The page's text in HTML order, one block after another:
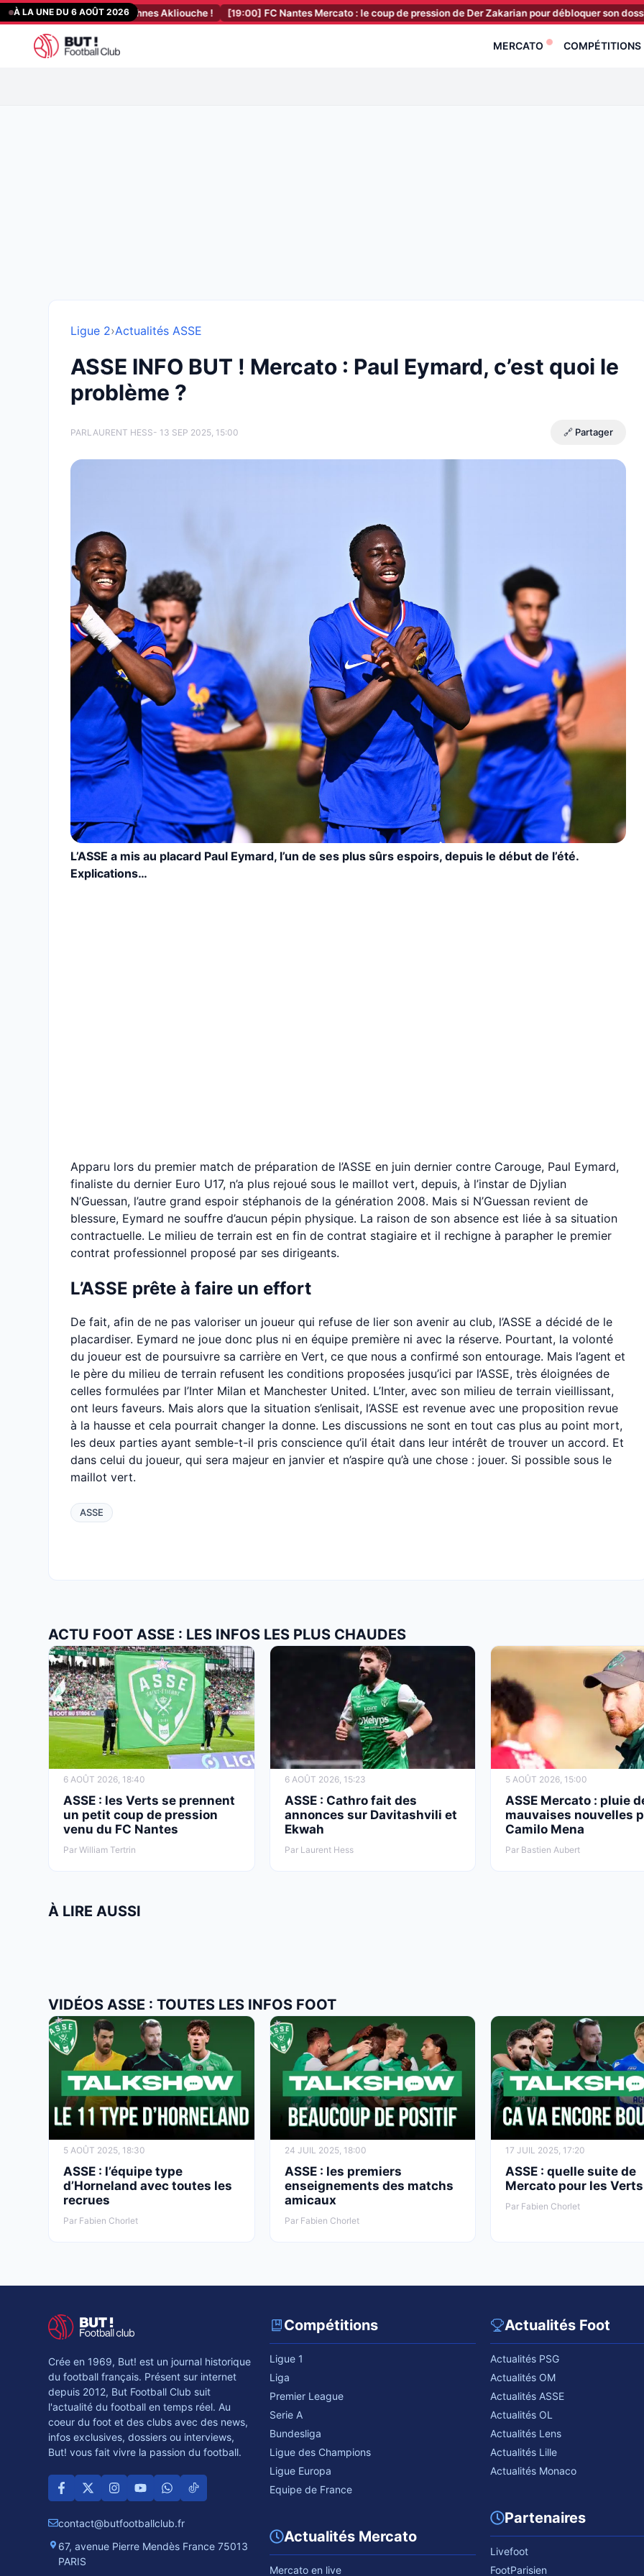
Aller
au
contenu
À LA UNE DU 6 AOÛT 2026
officiel pour Maghnes Akliouche ! [19:00] FC Nantes Mercato : le coup de pression de Der Zakarian pour débloquer son dossier
MERCATO COMPÉTITIONS
Ligue 2›Actualités ASSE
ASSE INFO BUT ! Mercato : Paul Eymard, c’est quoi le
problème ?
PARLAURENT HESS- 13 SEP 2025, 15:00 🔗 Partager
L’ASSE a mis au placard Paul Eymard, l’un de ses plus sûrs espoirs, depuis le début de l’été.
Explications…
Apparu lors du premier match de préparation de l’ASSE en juin dernier contre Carouge, Paul Eymard,
finaliste du dernier Euro U17, n’a plus rejoué sous le maillot vert, depuis, à l’instar de Djylian
N’Guessan, l’autre grand espoir stéphanois de la génération 2008. Mais si N’Guessan revient de
blessure, Eymard ne souffre d’aucun pépin physique. La raison de son absence est liée à sa situation
contractuelle. Le milieu de terrain est en fin de contrat stagiaire et il rechigne à parapher le premier
contrat professionnel proposé par ses dirigeants.
L’ASSE prête à faire un effort
De fait, afin de ne pas valoriser un joueur qui refuse de lier son avenir au club, l’ASSE a décidé de le
placardiser. Eymard ne joue donc plus ni en équipe première ni avec la réserve. Pourtant, la volonté
du joueur est de poursuivre sa carrière en Vert, ce que nous a confirmé son entourage. Mais l’agent et
le père du milieu de terrain refusent les conditions proposées jusqu’ici par l’ASSE, très éloignées de
celles formulées par l’Inter Milan et Manchester United. L’Inter, avec son milieu de terrain vieillissant,
ont leurs faveurs. Mais alors que la situation s’enlisait, l’ASSE est revenue avec une proposition revue
à la hausse et cela pourrait changer la donne. Les discussions ne sont en tout cas plus au point mort,
les deux parties ayant semble-t-il pris conscience qu’il était dans leur intérêt de trouver un accord. Et
dans celui du joueur, qui sera majeur en janvier et n’aspire qu’à une chose : jouer. Si possible sous le
maillot vert.
ASSE
ACTU FOOT ASSE : LES INFOS LES PLUS CHAUDES
6 AOÛT 2026, 18:40
ASSE : les Verts se prennent
un petit coup de pression
venu du FC Nantes
Par William Tertrin
6 AOÛT 2026, 15:23
ASSE : Cathro fait des
annonces sur Davitashvili et
Ekwah
Par Laurent Hess
5 AOÛT 2026, 15:00
ASSE Mercato : pluie
mauvaises nouvelles
Camilo Mena
Par Bastien Aubert
À LIRE AUSSI
VIDÉOS ASSE : TOUTES LES INFOS FOOT
5 AOÛT 2025, 18:30
ASSE : l’équipe type
d’Horneland avec toutes les
recrues
Par Fabien Chorlet
24 JUIL 2025, 18:00
ASSE : les premiers
enseignements des matchs
amicaux
Par Fabien Chorlet
17 JUIL 2025, 17:20
ASSE : quelle suite de
Mercato pour les Verts
Par Fabien Chorlet
Crée en 1969, But! est un journal historique
du football français. Présent sur internet
depuis 2012, But Football Club suit
l'actualité du football en temps réel. Au
coeur du foot et des clubs avec des news,
infos exclusives, dossiers ou interviews,
But! vous fait vivre la passion du football.
contact@butfootballclub.fr
67, avenue Pierre Mendès France 75013
PARIS
Compétitions
Ligue 1
Liga
Premier League
Serie A
Bundesliga
Ligue des Champions
Ligue Europa
Equipe de France
Actualités Mercato
Mercato en live
Actualités Foot
Actualités PSG
Actualités OM
Actualités ASSE
Actualités OL
Actualités Lens
Actualités Lille
Actualités Monaco
Partenaires
Livefoot
FootParisien